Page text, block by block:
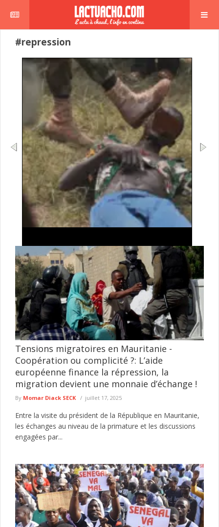
#repression
lynché
Un homme soupçonné d’avoir tenté de voler du bétail dans une
concession à Saré-Moussa, dans le département de Kolda, a ...
lire plus
Tensions migratoires en Mauritanie -
Coopération ou complicité ?: L’aide
européenne finance la répression, la
migration devient une monnaie d’échange !
By Momar Diack SECK juillet 17, 2025
Entre la visite du président de la République en Mauritanie,
les échanges au niveau de la primature et les discussions
engagées par...